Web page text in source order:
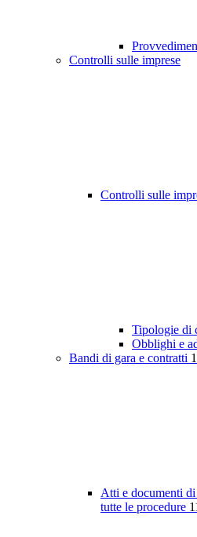
Controlli sulle imprese
Controlli sulle
Tipologie di
Obblighi e
Bandi di gara e contratti
Atti e documenti di
tutte le procedure